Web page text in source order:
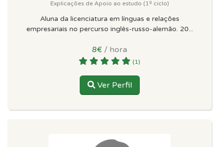
Explicações de Apoio ao estudo (1º ciclo)
Aluna da licenciatura em línguas e relações
empresariais no percurso inglês-russo-alemão. 20...
8€ / hora
(1)
Ver Perfil